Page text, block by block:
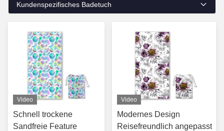
Kundenspezifisches Badetuch
Video
Schnell trockene
Sandfreie Feature
Video
Modernes Design
Reisefreundlich angepasst